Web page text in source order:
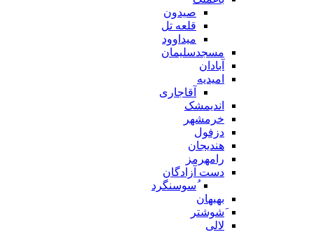
صیدون
قلعه تل
میداوود
مسجدسلیمان
آبادان
امیدیه
آقاجاری
اندیمشک
خرمشهر
دزفول
هندیجان
رامهرمز
دست آزادگان
ُسوسنگرد
بهبهان
َشوشتر
لالی